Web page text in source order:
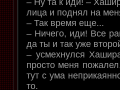
– Ну та к иди! –
лица и поднял на
– Так время еще...
– Ничего, иди! Все
да ты и так уже
– усмехнулся
просто меня
тут с ума
то.